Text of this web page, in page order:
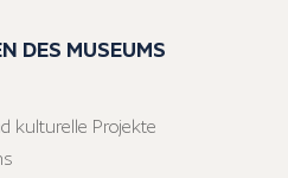
DES MUSEUMS
kulturelle Projekte